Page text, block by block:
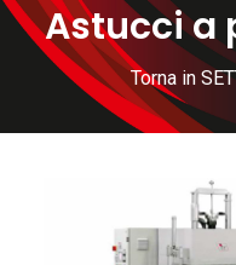
KNOW-HOW
I NOSTRI SETTORI
CONTATTI
Astucci a
Torna in